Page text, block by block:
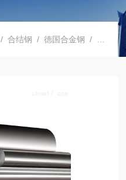
/合结钢 /德国合金钢 / 价格低23NCDB4特钢钢23NCDB4